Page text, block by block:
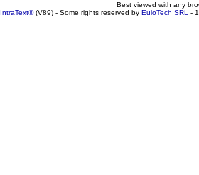
Best viewed with any
IntraText®(V89) - Some rights reserved by EuloTech SRL -